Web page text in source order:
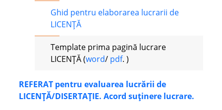
Ghid pentru elaborarea lucrarii de
LICENȚĂ
Template prima pagină lucrare
LICENȚĂ (word/ pdf. )
REFERAT pentru evaluarea lucrării de
LICENŢĂ/DISERTAȚIE. Acord suținere lucrare.